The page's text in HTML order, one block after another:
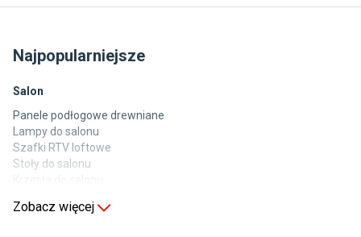
Najpopularniejsze
Salon
Panele podłogowe drewniane
Lampy do salonu
Szafki RTV loftowe
Stoły do salonu
Zobacz więcej